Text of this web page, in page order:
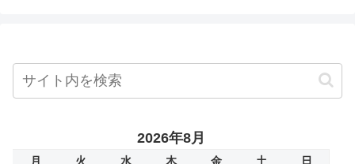
2026年8月
月 火 水 木 金 土
日